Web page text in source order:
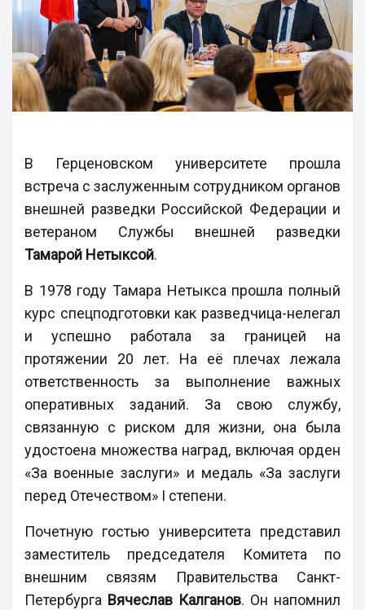
В Герценовском университете прошла
встреча с заслуженным сотрудником органов
внешней разведки Российской Федерации и
ветераном Службы внешней разведки
Тамарой Нетыксой.
В 1978 году Тамара Нетыкса прошла полный
курс спецподготовки как разведчица-нелегал
и успешно работала за границей на
протяжении 20 лет. На её плечах лежала
ответственность за выполнение важных
оперативных заданий. За свою службу,
связанную с риском для жизни, она была
удостоена множества наград, включая орден
«За военные заслуги» и медаль «За заслуги
перед Отечеством» I степени.
Почетную гостью университета представил
заместитель председателя Комитета по
внешним связям Правительства Санкт-
Петербурга Вячеслав Калганов. Он напомнил